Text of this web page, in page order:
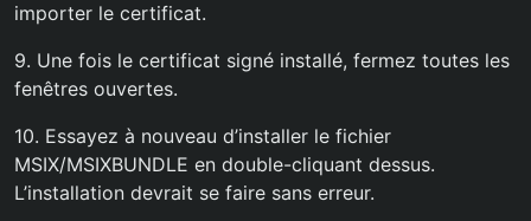
importer le certificat.
9. Une fois le certificat signé installé, fermez toutes les
fenêtres ouvertes.
10. Essayez à nouveau d’installer le fichier
MSIX/MSIXBUNDLE en double-cliquant dessus.
L’installation devrait se faire sans erreur.